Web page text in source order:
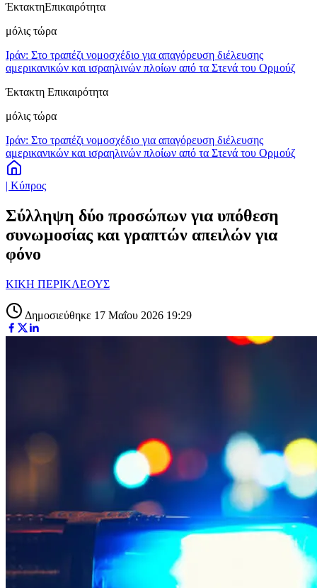
ΈκτακτηΕπικαιρότητα
μόλις τώρα
Ιράν: Στο τραπέζι νομοσχέδιο για απαγόρευση διέλευσης
αμερικανικών και ισραηλινών πλοίων από τα Στενά του Ορμούζ
Έκτακτη Επικαιρότητα
μόλις τώρα
Ιράν: Στο τραπέζι νομοσχέδιο για απαγόρευση διέλευσης
αμερικανικών και ισραηλινών πλοίων από τα Στενά του Ορμούζ
| Κύπρος
Σύλληψη δύο προσώπων για υπόθεση
συνωμοσίας και γραπτών απειλών για
φόνο
ΚΙΚΗ ΠΕΡΙΚΛΕΟΥΣ
Δημοσιεύθηκε 17 Μαΐου 2026 19:29